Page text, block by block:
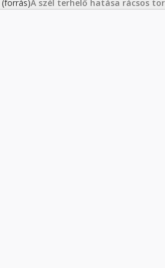
(forrás)A szél terhelő hatása rácsos